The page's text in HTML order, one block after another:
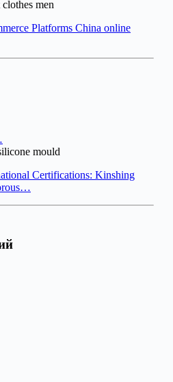
men
Platforms China online
mould
Certifications: Kinshing